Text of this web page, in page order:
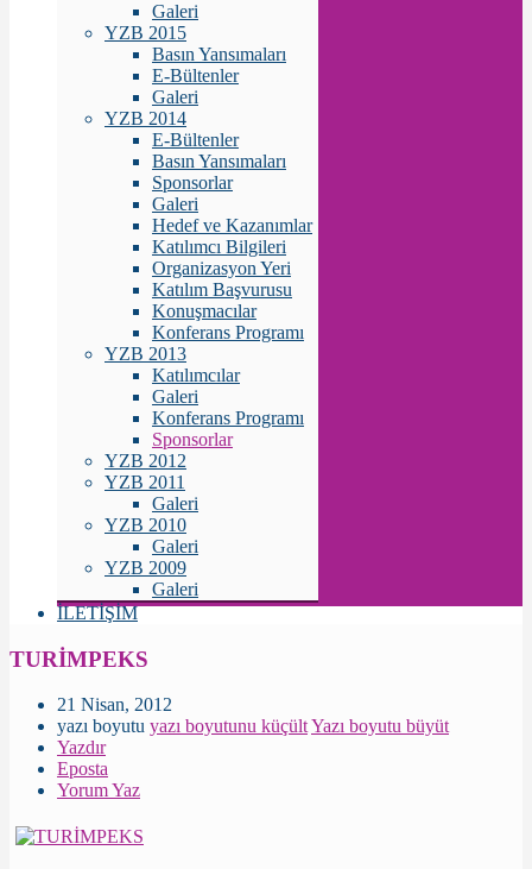
Galeri
YZB 2015
Basın Yansımaları
E-Bültenler
Galeri
YZB 2014
E-Bültenler
Basın Yansımaları
Sponsorlar
Galeri
Hedef ve Kazanımlar
Katılımcı Bilgileri
Organizasyon Yeri
Katılım Başvurusu
Konuşmacılar
Konferans Programı
YZB 2013
Katılımcılar
Galeri
Konferans Programı
Sponsorlar
YZB 2012
YZB 2011
Galeri
YZB 2010
Galeri
YZB 2009
Galeri
İLETİŞİM
TURİMPEKS
21 Nisan, 2012
yazı boyutu yazı boyutunu küçültYazı boyutu büyüt
Yazdır
Eposta
Yorum Yaz